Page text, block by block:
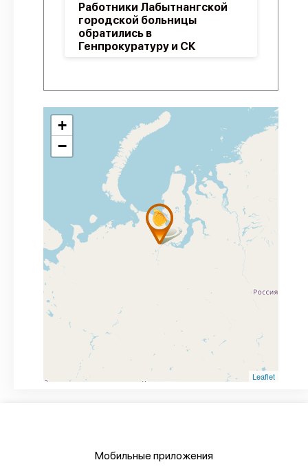
Работники Лабытнангской
городской больницы
обратились в
Генпрокуратуру и СК
+
−
Leaflet
Мобильные приложения